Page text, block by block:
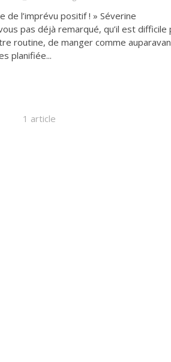
de l’imprévu positif ! » Séverine
pas déjà remarqué, qu’il est
routine, de manger comme
planifiée...
1 article